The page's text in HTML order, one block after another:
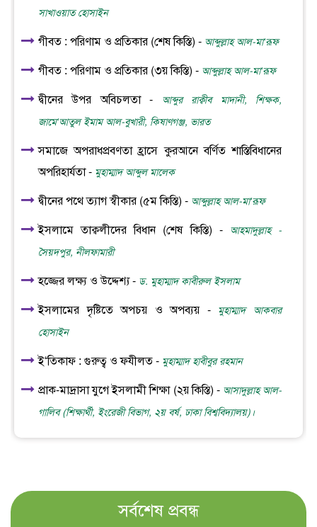
সাখাওয়াত হোসাইন
গীবত : পরিণাম ও প্রতিকার (শেষ কিস্তি) - আব্দুল্লাহ আল-মা‘রূফ
গীবত : পরিণাম ও প্রতিকার (৩য় কিস্তি) - আব্দুল্লাহ আল-মা‘রূফ
দ্বীনের উপর অবিচলতা -
আব্দুর রাক্বীব মাদানী, শিক্ষক,
জামে‘আতুল ইমাম আল-বুখারী, কিষাণগঞ্জ, ভারত
সমাজে অপরাধপ্রবণতা হ্রাসে কুরআনে বর্ণিত শাস্তিবিধানের
অপরিহার্যতা - মুহাম্মাদ আব্দুল মালেক
দ্বীনের পথে ত্যাগ স্বীকার (৫ম কিস্তি) - আব্দুল্লাহ আল-মা‘রূফ
ইসলামে তাক্বলীদের বিধান (শেষ কিস্তি) -
আহমাদুল্লাহ -
সৈয়দপুর, নীলফামারী
হজ্জের লক্ষ্য ও উদ্দেশ্য - ড. মুহাম্মাদ কাবীরুল ইসলাম
ইসলামের দৃষ্টিতে অপচয় ও অপব্যয় -
মুহাম্মাদ আকবার
হোসাইন
ই‘তিকাফ : গুরুত্ব ও ফযীলত - মুহাম্মাদ হাবীবুর রহমান
প্রাক-মাদ্রাসা যুগে ইসলামী শিক্ষা (২য় কিস্তি) - আসাদুল্লাহ আল-
গালিব (শিক্ষার্থী, ইংরেজী বিভাগ, ২য় বর্ষ, ঢাকা বিশ্ববিদ্যালয়)।
সর্বশেষ প্রবন্ধ